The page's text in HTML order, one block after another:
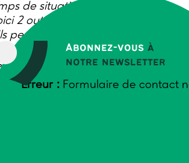
Abonnez-vous à
notre newsletter
Erreur : Formulaire de contact
de situation d’apprentissage
2 outils très simples et
permettent de façon ludique et
chacun exprime ce qu’il a
ses éventuelles réserves ou